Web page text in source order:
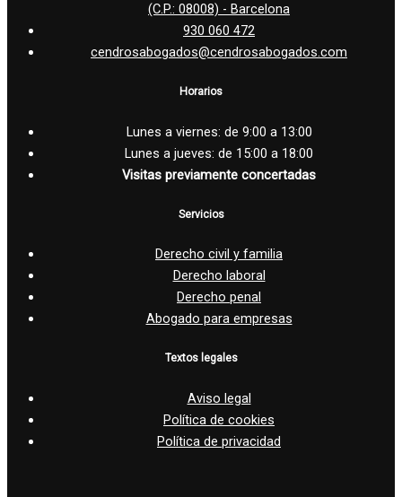
(C.P.: 08008) - Barcelona
930 060 472
cendrosabogados@cendrosabogados.com
Horarios
Lunes a viernes: de 9:00 a 13:00
Lunes a jueves: de 15:00 a 18:00
Visitas previamente concertadas
Servicios
Derecho civil y familia
Derecho laboral
Derecho penal
Abogado para empresas
Textos legales
Aviso legal
Política de cookies
Política de privacidad